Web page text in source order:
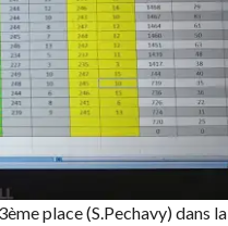
place (S.Pechavy) dans la